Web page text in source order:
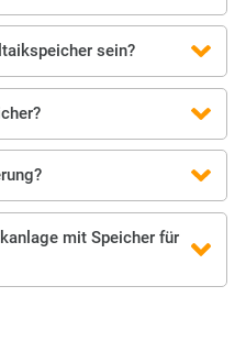
sein?
mit Speicher für